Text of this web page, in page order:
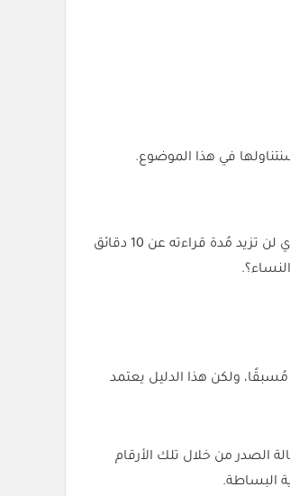
في هذا الموضوع.
وفي هذا الإطار ننوه أنه يُمكنك أيضا الاستفادة من المعلومات التي تتوافر في مقالنا باسم كيف اعرف مقاس الستيان في شي ان بشكل دقيق والذي لن تزيد مُدة قراءته عن 10 دقائق
ولكن هذا الدليل يعتمد
الصدر من خلال تلك الأرقام
البساطة.